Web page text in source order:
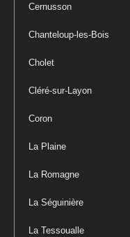
Cernusson
Chanteloup-les-Bois
Cholet
Cléré-sur-Layon
Coron
La Plaine
La Romagne
La Séguinière
La Tessoualle